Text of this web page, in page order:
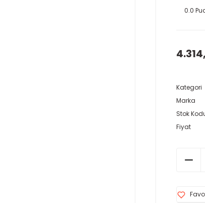
0.0
Kategori
Marka
Stok
Fiyat